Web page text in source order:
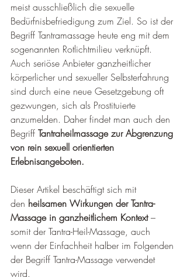
meist ausschließlich die sexuelle
Bedürfnisbefriedigung zum Ziel. So ist der
Begriff Tantramassage heute eng mit dem
sogenannten Rotlichtmilieu verknüpft.
Auch seriöse Anbieter ganzheitlicher
körperlicher und sexueller Selbsterfahrung
sind durch eine neue Gesetzgebung oft
gezwungen, sich als Prostituierte
anzumelden. Daher findet man auch den
Begriff Tantraheilmassage zur Abgrenzung
von rein sexuell orientierten
Erlebnisangeboten.
Dieser Artikel beschäftigt sich mit
den heilsamen Wirkungen der Tantra-
Massage in ganzheitlichem Kontext –
somit der Tantra-Heil-Massage, auch
wenn der Einfachheit halber im Folgenden
der Begriff Tantra-Massage verwendet
wird.